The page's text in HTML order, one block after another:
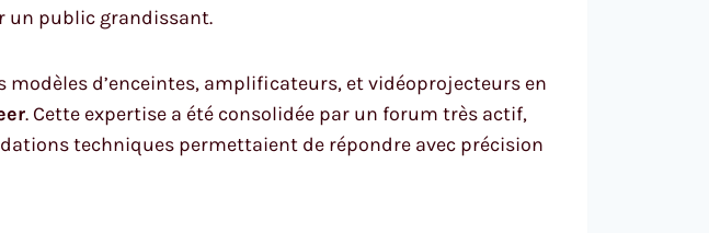
un public grandissant.
d’enceintes, amplificateurs, et vidéoprojecteurs en
. Cette expertise a été consolidée par un forum très actif,
techniques permettaient de répondre avec précision